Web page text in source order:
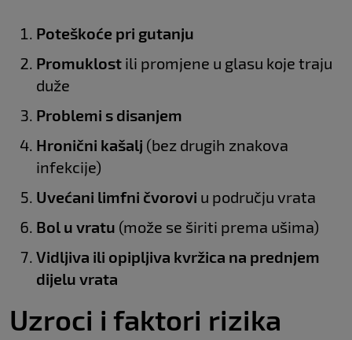
Poteškoće pri gutanju
Promuklost ili promjene u glasu koje traju
duže
Problemi s disanjem
Hronični kašalj (bez drugih znakova
infekcije)
Uvećani limfni čvorovi u području vrata
Bol u vratu (može se širiti prema ušima)
Vidljiva ili opipljiva kvržica na prednjem
dijelu vrata
Uzroci i faktori rizika